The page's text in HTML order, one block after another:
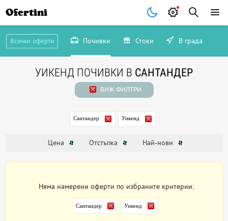
Ofertini
Всички оферти Почивки Стоки В града
УИКЕНД ПОЧИВКИ В САНТАНДЕР
ВИЖ ФИЛТРИ
Сантандер Уикенд
Цена Отстъпка Най-нови
Няма намерени оферти по избраните критерии:
Сантандер Уикенд